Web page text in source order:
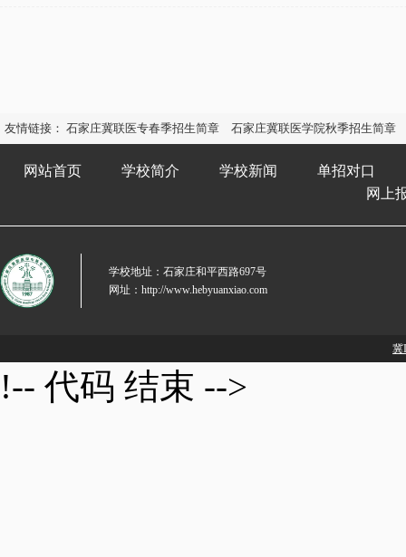
友情链接： 石家庄冀联医专春季招生简章 石家庄冀联医学院秋季招生简章
网站首页 学校简介 学校新闻
单招对口
网上
学校地址：石家庄和平西路697号
网址：http://www.hebyuanxiao.com
冀
!-- 代码 结束 -->